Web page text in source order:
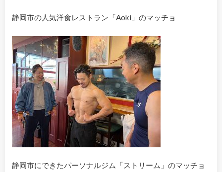
静岡市の人気洋食レストラン「Aoki」のマッチョ
静岡市にできたパーソナルジム「ストリーム」のマッチョ